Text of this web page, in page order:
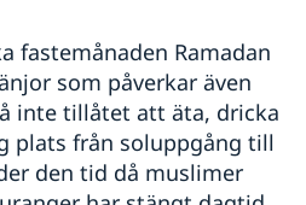
fastemånaden Ramadan
som påverkar även
inte tillåtet att äta, dricka
plats från soluppgång till
den tid då muslimer